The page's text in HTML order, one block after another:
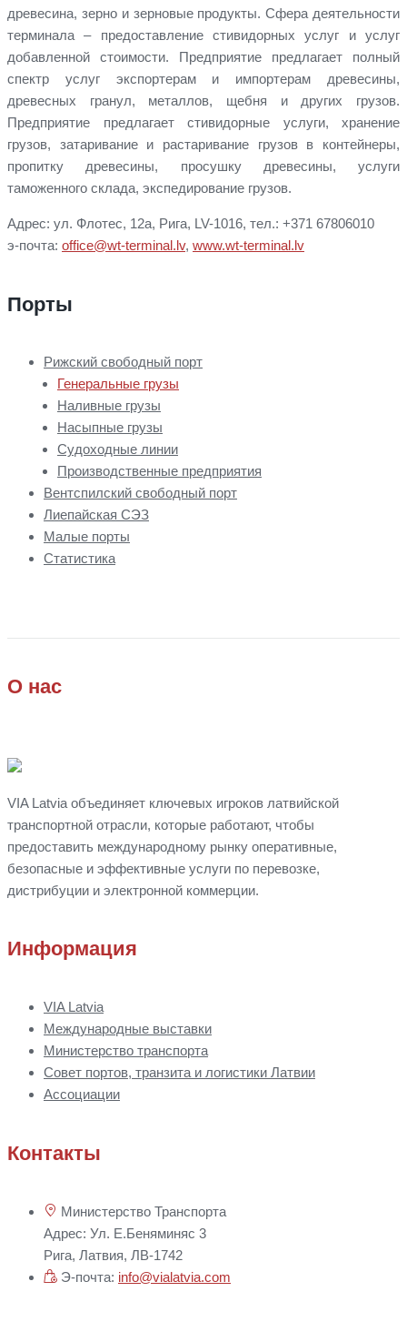
древесина, зерно и зерновые продукты. Сфера деятельности
терминала – предоставление стивидорных услуг и услуг
добавленной стоимости. Предприятие предлагает полный
спектр услуг экспортерам и импортерам древесины,
древесных гранул, металлов, щебня и других грузов.
Предприятие предлагает стивидорные услуги, хранение
грузов, затаривание и растаривание грузов в контейнеры,
пропитку древесины, просушку древесины, услуги
таможенного склада, экспедирование грузов.
Адрес: ул. Флотес, 12a, Рига, LV-1016, тел.: +371 67806010
э-почта: office@wt-terminal.lv, www.wt-terminal.lv
Порты
Рижский свободный порт
Генеральные грузы
Наливные грузы
Насыпные грузы
Судоходные линии
Производственные предприятия
Вентспилский свободный порт
Лиепайская СЭЗ
Малые порты
Статистика
О нас
VIA Latvia объединяет ключевых игроков латвийской
транспортной отрасли, которые работают, чтобы
предоставить международному рынку оперативные,
безопасные и эффективные услуги по перевозке,
дистрибуции и электронной коммерции.
Информация
VIA Latvia
Международные выставки
Министерство транспорта
Совет портов, транзита и логистики Латвии
Ассоциации
Контакты
Министерство Транспорта
Адрес: Ул. Е.Беняминяс 3
Рига, Латвия, ЛВ-1742
Э-почта: info@vialatvia.com